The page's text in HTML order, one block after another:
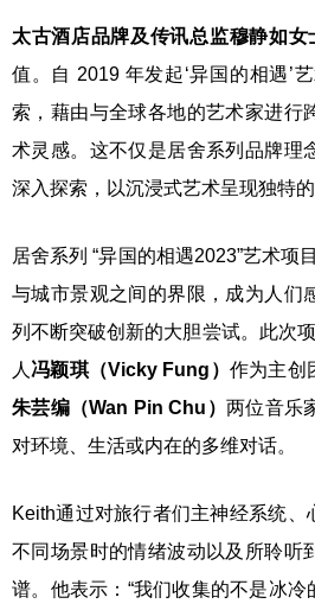
太古酒店品牌及传讯总监穆静如女
值。自 2019 年发起‘异国的相遇’
索，藉由与全球各地的艺术家进行
术灵感。这不仅是居舍系列品牌理
深入探索，以沉浸式艺术呈现独特
居舍系列 “异国的相遇2023”艺术项
与城市景观之间的界限，成为人们
列不断突破创新的大胆尝试。此次
人 冯颖琪（Vicky Fung ） 作为主创
朱芸编 （Wan Pin C hu ） 两位音乐
对环境、生活或内在的多维对话。
Keith通过对旅行者们主神经系统
不同场景时的情绪波动以及所聆听
谱。他表示：“我们收集的不是冰